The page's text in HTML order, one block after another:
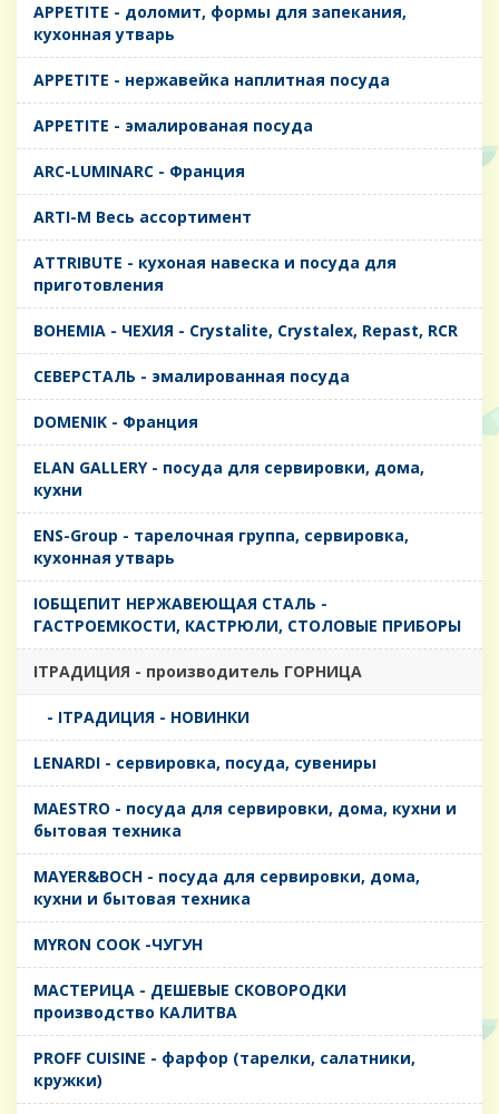
APPETITE - доломит, формы для запекания,
кухонная утварь
APPETITE - нержавейка наплитная посуда
APPETITE - эмалированая посуда
ARC-LUMINARC - Франция
ARTI-M Весь ассортимент
ATTRIBUTE - кухоная навеска и посуда для
приготовления
BOHEMIA - ЧЕХИЯ - Crystalite, Crystalex, Repast, RCR
CЕВЕРСТАЛЬ - эмалированная посуда
DOMENIK - Франция
ELAN GALLERY - посуда для сервировки, дома,
кухни
ENS-Group - тарелочная группа, сервировка,
кухонная утварь
IОБЩЕПИТ НЕРЖАВЕЮЩАЯ СТАЛЬ -
ГАСТРОЕМКОСТИ, КАСТРЮЛИ, СТОЛОВЫЕ ПРИБОРЫ
IТРАДИЦИЯ - производитель ГОРНИЦА
- IТРАДИЦИЯ - НОВИНКИ
LENARDI - сервировка, посуда, сувениры
MAESTRO - посуда для сервировки, дома, кухни и
бытовая техника
MAYER&BOCH - посуда для сервировки, дома,
кухни и бытовая техника
MYRON COOK -ЧУГУН
MАСТЕРИЦА - ДЕШЕВЫЕ СКОВОРОДКИ
производство КАЛИТВА
PROFF CUISINE - фарфор (тарелки, салатники,
кружки)